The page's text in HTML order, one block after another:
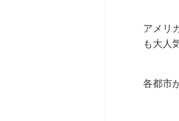
アメリ
も大人
各都市